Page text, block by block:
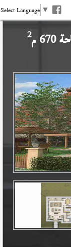
Select Language ▼
م 2